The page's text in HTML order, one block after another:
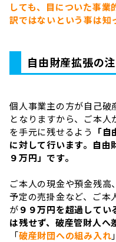
しても、目についた事業
訳ではないという事は知
自由財産拡張の
個人事業主の方が自己破
となりますから、ご本
を手元に残せるよう
「
に対して行います。自由
９万円」です。
ご本人の現金や預金残
予定の売掛金など、ご本
が９９万円を超過して
は残せず、破産管財人へ
「破産財団への組み入れ